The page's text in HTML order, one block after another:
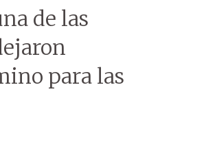
de las
para las